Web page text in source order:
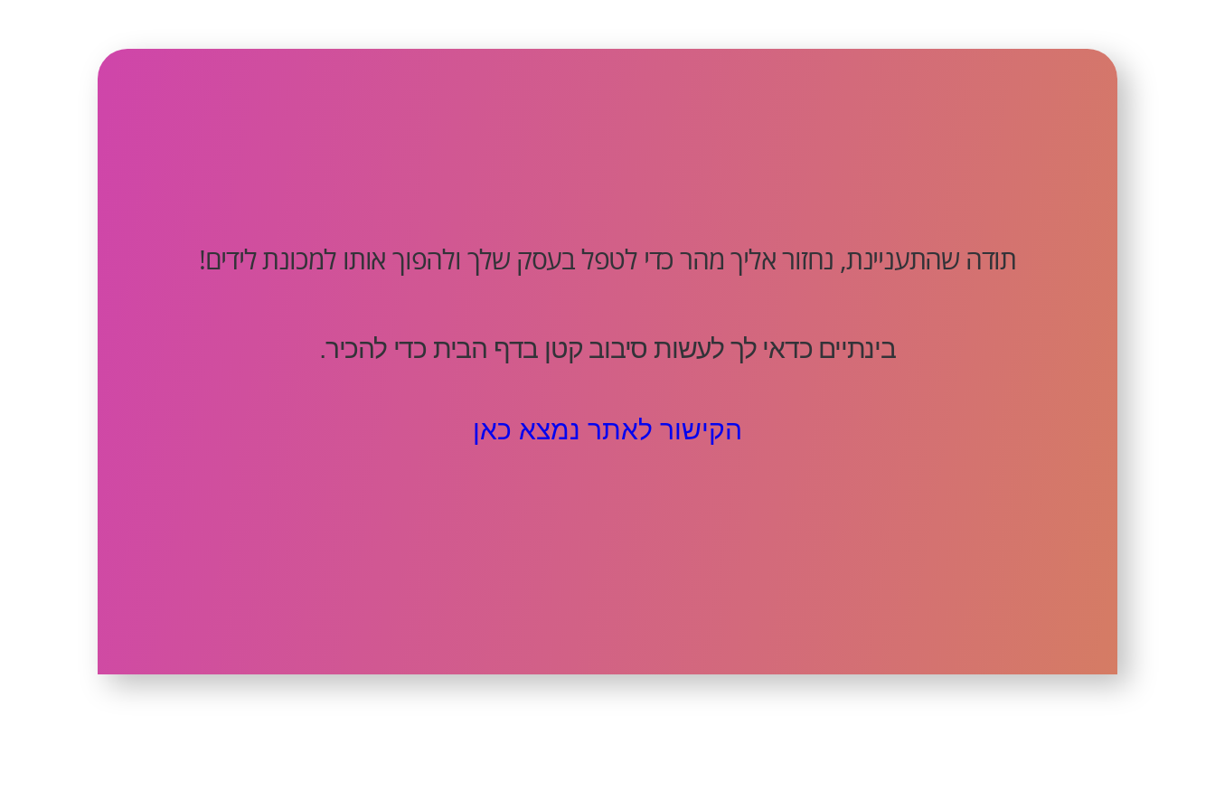
תודה שהתעניינת, נחזור אליך מהר כדי לטפל בעסק שלך ולהפוך אותו למכונת לידים!
בינתיים כדאי לך לעשות סיבוב קטן בדף הבית כדי להכיר.
הקישור לאתר נמצא כאן